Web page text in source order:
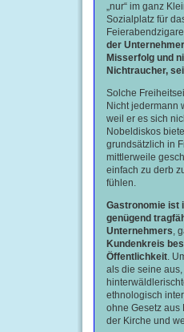
„nur“ im ganz
Sozialplatz für
der
Misserfolg und
Nichtraucher,
Solche
Nicht jedermann
weil er es sich
Nobeldiskos
grundsätzlich in
mittlerweile
einfach zu derb
fühlen.
Gastronomie ist
genügend
Unternehmers,
Kundenkreis
Öffentlichkeit.
als die seine
ethnologisch
ohne Gesetz aus
der Kirche und